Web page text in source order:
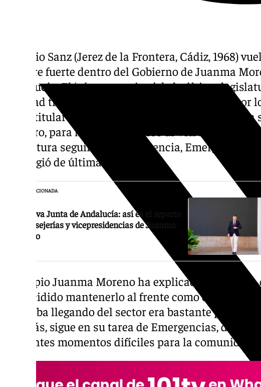
Antonio Sanz (Jerez de la Frontera, Cádiz, 1968)
hombre fuerte dentro del Gobierno de Juanma
Andalucía. El ‘súperconsejero’ de la última
Sanidad tras la dimisión de Roció Hernández por
como titular de Presidencia y Emergencias. Ahora
primero, para hacer contrapeso al Vox de Gavira, y
legislatura seguirá con Presidencia, Emergencias
que cogió de última hora.
NOTICIA RELACIONADA
La nueva Junta de Andalucía: así es el reparto
de consejerías y vicepresidencias de Juanma
Moreno
El propio Juanma Moreno ha explicado durante la
ha decidido mantenerlo al frente como consejero
le estaba llegando del sector era bastante positivo
Además, sigue en su tarea de Emergencias, donde
diferentes momentos difíciles para la comunidad